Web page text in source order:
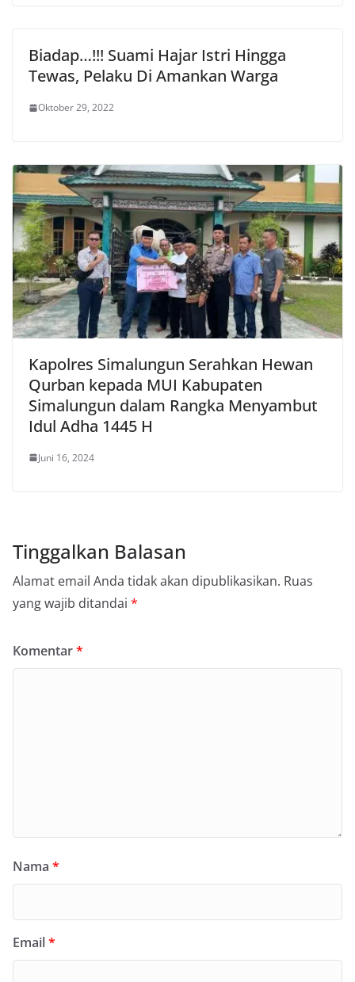
Biadap…!!! Suami Hajar Istri Hingga
Tewas, Pelaku Di Amankan Warga
Oktober 29, 2022
Kapolres Simalungun Serahkan Hewan
Qurban kepada MUI Kabupaten
Simalungun dalam Rangka Menyambut
Idul Adha 1445 H
Juni 16, 2024
Tinggalkan Balasan
Alamat email Anda tidak akan dipublikasikan. Ruas
yang wajib ditandai *
Komentar*
Nama *
Email*